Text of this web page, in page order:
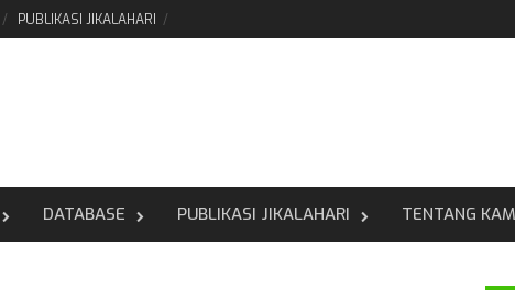
PUBLIKASI JIKALAHARI
DATABASE PUBLIKASI JIKALAHARI TENTANG